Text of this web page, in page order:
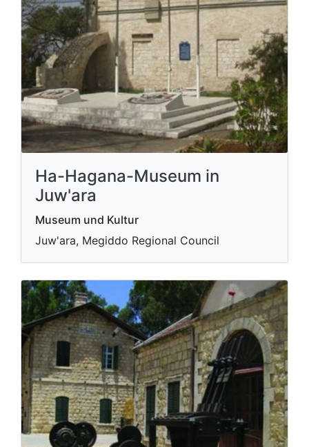
Ha-Hagana-Museum in
Juw'ara
Museum und Kultur
Juw'ara, Megiddo Regional Council